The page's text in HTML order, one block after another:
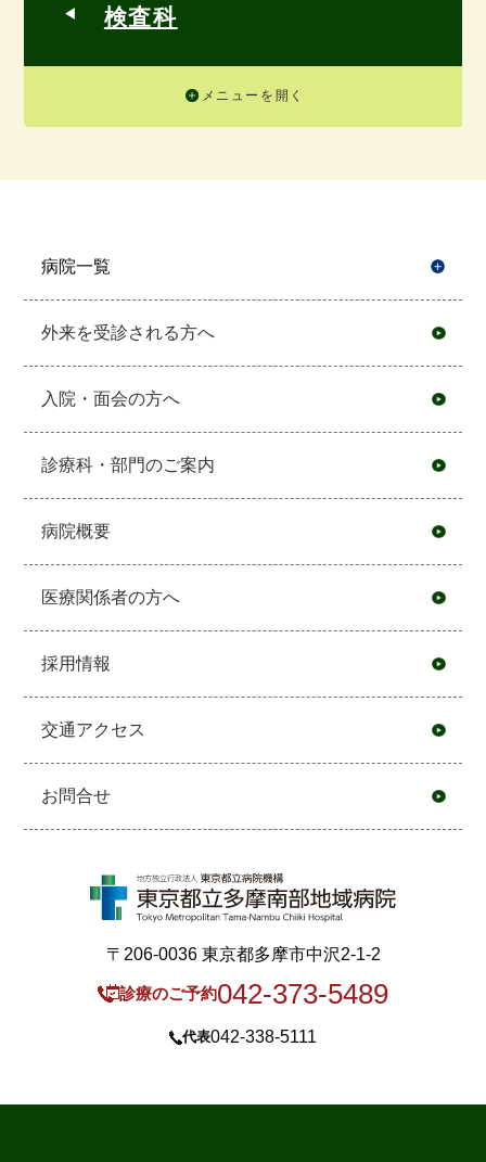
検査科
メニューを開く
病院一覧
外来を受診される方へ
入院・面会の方へ
診療科・部門のご案内
病院概要
医療関係者の方へ
採用情報
交通アクセス
お問合せ
〒206-0036 東京都多摩市中沢2-1-2
診療のご予約042-373-5489
代表042-338-5111